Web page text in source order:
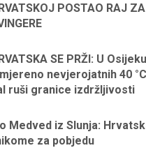
POSTAO RAJ
SE PRŽI: U Osijeku
nevjerojatnih 40
ruši granice izdržljivosti
Medved iz Slunja:
za pobjedu